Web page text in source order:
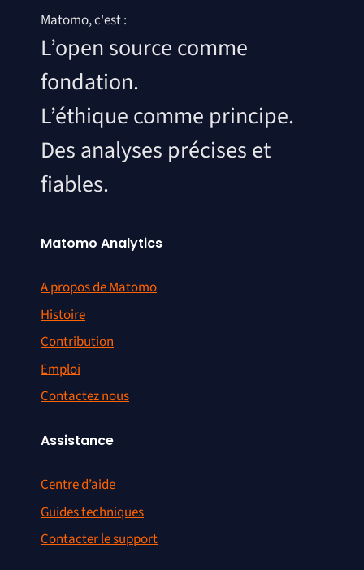
Matomo, c'est :
L’open source comme
fondation.
L’éthique comme principe.
Des analyses précises et
fiables.
Matomo Analytics
A propos de Matomo
Histoire
Contribution
Emploi
Contactez nous
Assistance
Centre d’aide
Guides techniques
Contacter le support